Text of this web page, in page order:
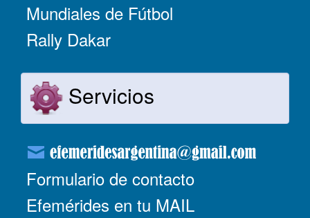
Mundiales de Fútbol
Rally Dakar
Servicios
Formulario de contacto
Efemérides en tu MAIL